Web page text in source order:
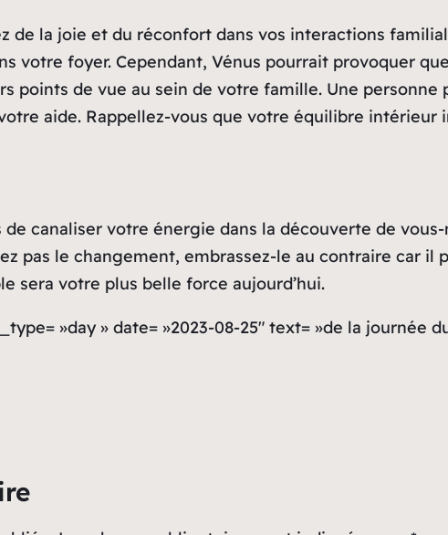
de la joie et du réconfort dans vos interactions
votre foyer. Cependant, Vénus pourrait provoquer
points de vue au sein de votre famille. Une
aide. Rappellez-vous que votre équilibre intérieur
de canaliser votre énergie dans la découverte de
pas le changement, embrassez-le au contraire car
sera votre plus belle force aujourd’hui.
»day » date= »2023-08-25″ text= »de la journée